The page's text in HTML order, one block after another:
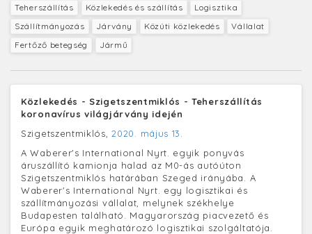
Teherszállítás Közlekedés és szállítás
Logisztika
Szállítmányozás
Járvány Közúti közlekedés
Vállalat
Fertőző betegség
Jármű
Közlekedés - Szigetszentmiklós - Teherszállítás
koronavírus világjárvány idején
Szigetszentmiklós,2020. május 13.
A Waberer's International Nyrt. egyik ponyvás
áruszállító kamionja halad az M0-ás autóúton
Szigetszentmiklós határában Szeged irányába. A
Waberer's International Nyrt. egy logisztikai és
szállítmányozási vállalat, melynek székhelye
Budapesten található. Magyarország piacvezető és
Európa egyik meghatározó logisztikai szolgáltatója.